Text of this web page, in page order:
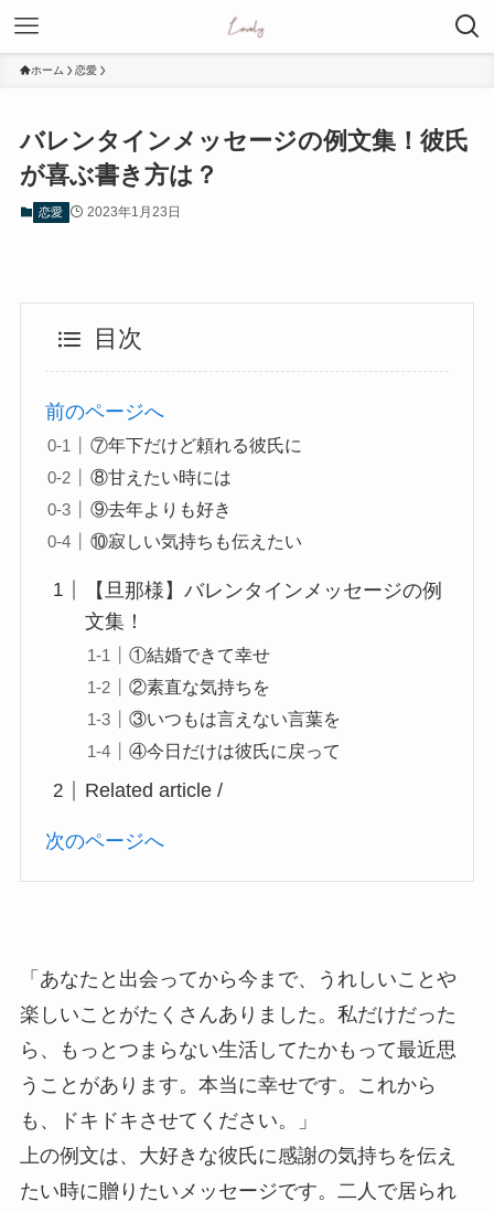
ホーム 恋愛
バレンタインメッセージの例文集！彼氏
が喜ぶ書き方は？
恋愛 2023年1月23日
目次
前のページへ
⑦年下だけど頼れる彼氏に
⑧甘えたい時には
⑨去年よりも好き
⑩寂しい気持ちも伝えたい
【旦那様】バレンタインメッセージの例
文集！
①結婚できて幸せ
②素直な気持ちを
③いつもは言えない言葉を
④今日だけは彼氏に戻って
Related article /
次のページへ
「あなたと出会ってから今まで、うれしいことや
楽しいことがたくさんありました。私だけだった
ら、もっとつまらない生活してたかもって最近思
うことがあります。本当に幸せです。これから
も、ドキドキさせてください。」
上の例文は、大好きな彼氏に感謝の気持ちを伝え
たい時に贈りたいメッセージです。二人で居られ